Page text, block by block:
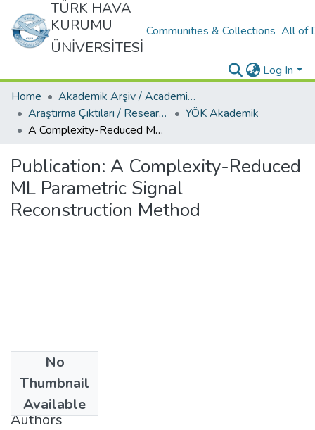
TÜRK HAVA
KURUMU
ÜNİVERSİTESİ
Communities & Collections All of
Log In
Home
Akademik Arşiv / Academic Archive
Araştırma Çıktıları / Research Outcomes
YÖK Akademik
A Complexity-Reduced ML Parametric Signal Reconstruction Method
Publication: A Complexity-Reduced
ML Parametric Signal
Reconstruction Method
No
Thumbnail
Available
2011-02-20
Authors